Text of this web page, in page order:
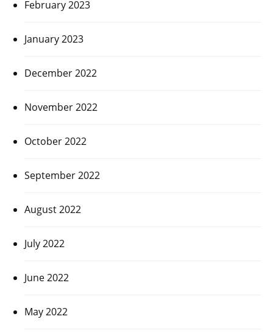
February 2023
January 2023
December 2022
November 2022
October 2022
September 2022
August 2022
July 2022
June 2022
May 2022